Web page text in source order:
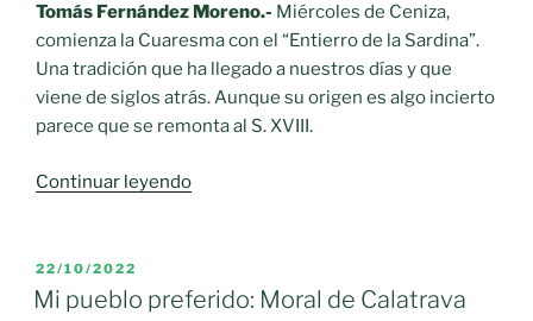
los
documentos
más
destacados
de
época»
Tomás Fernández Moreno.- Miércoles de Ceniza,
comienza la Cuaresma con el “Entierro de la Sardina”.
Una tradición que ha llegado a nuestros días y que
viene de siglos atrás. Aunque su origen es algo incierto
parece que se remonta al S. XVIII.
Continuar leyendo«Miércoles
PUBLICADO
EL
22/10/2022
Mi pueblo preferido: Moral de Calatrava